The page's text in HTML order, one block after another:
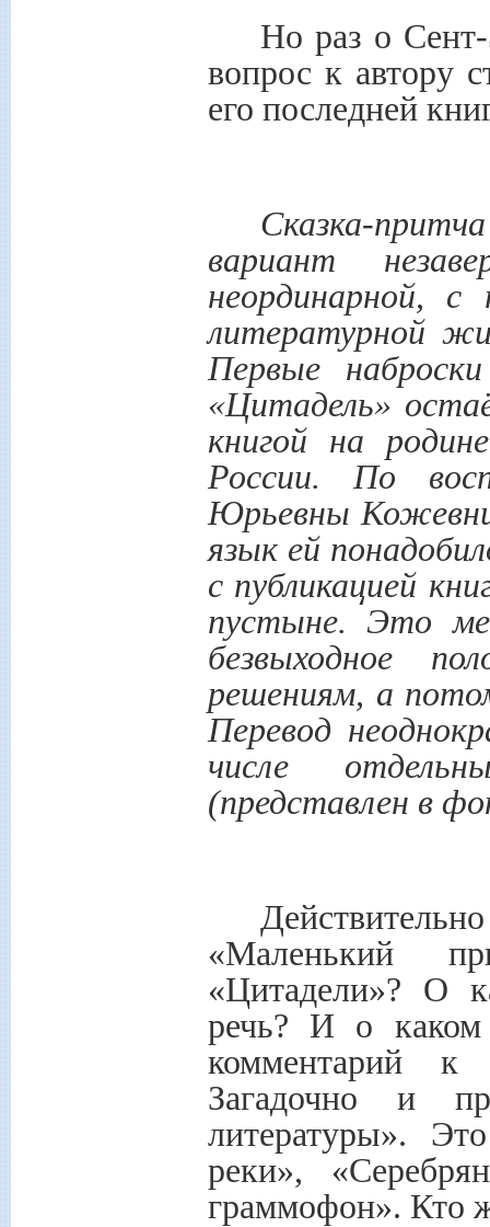
Но раз о
вопрос к автору
его последней
Сказка-
вариант
неординарной, с
литературной
Первые
«Цитадель»
книгой на
России. По
Юрьевны
язык ей
с публикацией
пустыне. Это
безвыходное
решениям, а
Перевод
числе
(представлен в
«Маленький
«Цитадели»? О
речь? И о каком
комментарий к
Загадочно и
литературы».
реки»,
граммофон». Кто